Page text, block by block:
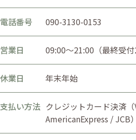
電話番号 090-3130-0153
営業日 09:00〜21:00（最終受付
休業日 年末年始
支払い方法 クレジットカード決済
AmericanExpress / JCB